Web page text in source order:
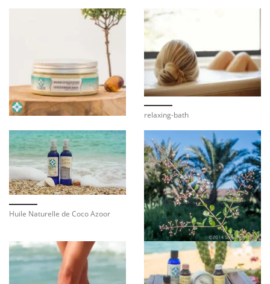
relaxing-bath
Huile Naturelle de Coco Azoor